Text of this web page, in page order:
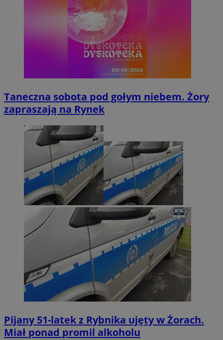
Taneczna sobota pod gołym niebem. Żory
zapraszają na Rynek
Pijany 51-latek z Rybnika ujęty w Żorach.
Miał ponad promil alkoholu